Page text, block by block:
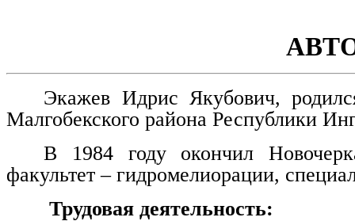
Экажев Идрис Якубович,
Малгобекского района Республики
В 1984 году окончил
факультет – гидромелиорации,
Трудовая деятельность: